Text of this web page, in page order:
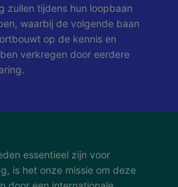
zullen tijdens hun loopbaan
waarbij de volgende baan
op de kennis en
verkregen door eerdere
essentieel zijn voor
is het onze missie om deze